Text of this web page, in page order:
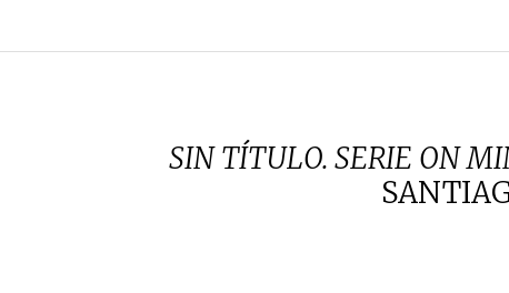
SIN TÍTULO. SERIE ON